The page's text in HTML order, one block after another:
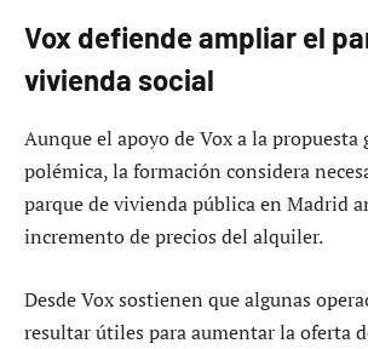
Vox defiende ampliar el
vivienda social
Aunque el apoyo de Vox a la propuesta
polémica, la formación considera
parque de vivienda pública en Madrid
incremento de precios del alquiler.
Desde Vox sostienen que algunas
resultar útiles para aumentar la oferta